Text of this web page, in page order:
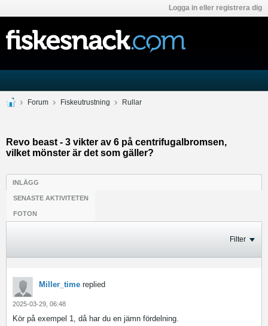
Logga in eller registrera dig
Forum Fiskeutrustning Rullar
Revo beast - 3 vikter av 6 på centrifugalbromsen,
vilket mönster är det som gäller?
INLÄGG
SENASTE AKTIVITETEN
FOTON
Filter
Miller_time replied
2025-03-29, 06:48
Kör på exempel 1, då har du en jämn fördelning.